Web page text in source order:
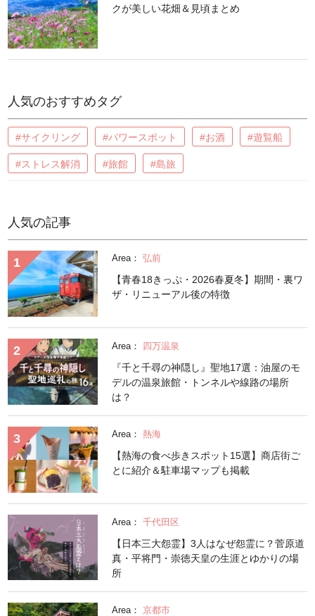
クが美しい花畑＆見頃まとめ
人気のおすすめタグ
#サイクリング #パワースポット #お酒 #遊覧船
#ストレス解消 #旅館 #島旅
人気の記事
Area： 弘前
【青春18きっぷ・2026春夏冬】期間・裏ワ
ザ・リニューアル後の特徴
Area： 四万温泉
『千と千尋の神隠し』聖地17選：油屋のモ
デルの温泉旅館・トンネルや線路の場所
は？
Area： 熱海
【熱海の食べ歩きスポット15選】商店街ご
とに紹介＆駐車場マップも掲載
Area： 千代田区
【日本三大怨霊】3人はなぜ怨霊に？菅原道
真・平将門・崇徳天皇の生涯とゆかりの場
所
Area： 京都市